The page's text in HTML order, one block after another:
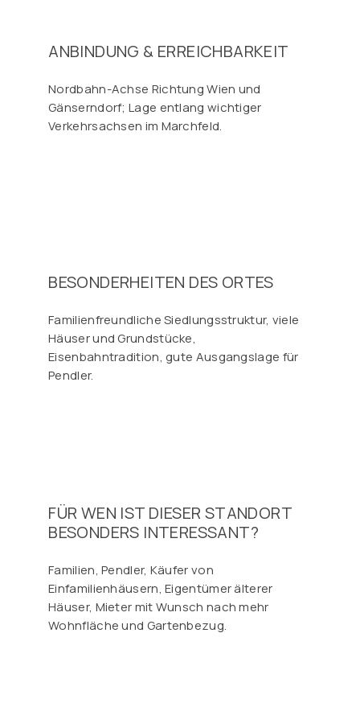
ANBINDUNG & ERREICHBARKEIT
Nordbahn-Achse Richtung Wien und
Gänserndorf; Lage entlang wichtiger
Verkehrsachsen im Marchfeld.
BESONDERHEITEN DES ORTES
Familienfreundliche Siedlungsstruktur, viele
Häuser und Grundstücke,
Eisenbahntradition, gute Ausgangslage für
Pendler.
FÜR WEN IST DIESER STANDORT
BESONDERS INTERESSANT?
Familien, Pendler, Käufer von
Einfamilienhäusern, Eigentümer älterer
Häuser, Mieter mit Wunsch nach mehr
Wohnfläche und Gartenbezug.